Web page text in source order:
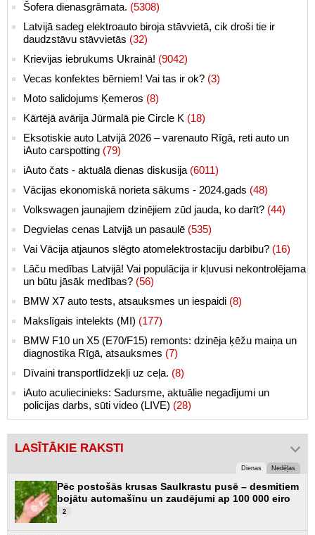
Šofera dienasgrāmata. (5308)
Latvijā sadeg elektroauto biroja stāvvietā, cik droši tie ir
daudzstāvu stāvvietās (32)
Krievijas iebrukums Ukrainā! (9042)
Vecas konfektes bērniem! Vai tas ir ok? (3)
Moto salidojums Ķemeros (8)
Kārtējā avārija Jūrmalā pie Circle K (18)
Eksotiskie auto Latvijā 2026 – varenauto Rīgā, reti auto un
iAuto carspotting (79)
iAuto čats - aktuālā dienas diskusija (6011)
Vācijas ekonomiskā norieta sākums - 2024.gads (48)
Volkswagen jaunajiem dzinējiem zūd jauda, ko darīt? (44)
Degvielas cenas Latvijā un pasaulē (535)
Vai Vācija atjaunos slēgto atomelektrostaciju darbību? (16)
Lāču medības Latvijā! Vai populācija ir kļuvusi nekontrolējama
un būtu jāsāk medības? (56)
BMW X7 auto tests, atsauksmes un iespaidi (8)
Makslīgais intelekts (MI) (177)
BMW F10 un X5 (E70/F15) remonts: dzinēja ķēžu maiņa un
diagnostika Rīgā, atsauksmes (7)
Dīvaini transportlīdzekļi uz ceļa. (8)
iAuto aculiecinieks: Sadursme, aktuālie negadījumi un
policijas darbs, sūti video (LIVE) (28)
LASĪTĀKIE RAKSTI
Dienas Nedēļas
Pēc postošās krusas Saulkrastu pusē – desmitiem
bojātu automašīnu un zaudējumi ap 100 000 eiro
2